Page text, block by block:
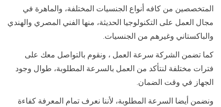
المتخصصين من كافه أنواع الجنسيات المختلفة، والماهرة في
مجال العمل على التكنولوجيا الحديثة، منها الفني المصري والهندي
والباكستاني وغيرهم من الجنسيات.
كما تضمن الشركة سرعة العمل ، ونقوم بالتواصل معك على
فترات مختلفة لنتأكد من العمل بالسرعة المطلوبة، طوال وجود
الجهاز في وقت الضمان.
ونضمن أيضا السرعة المطلوبة، لأننا نعرف تمام المعرفة كفاءة